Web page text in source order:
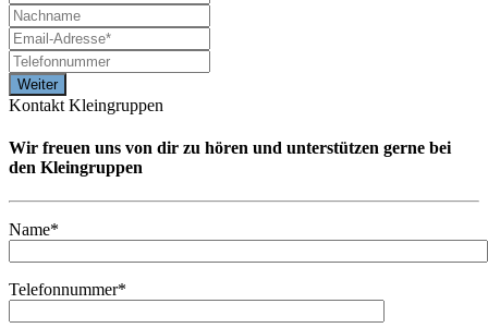
Kontakt Kleingruppen
Wir freuen uns von dir zu hören und unterstützen gerne bei
den Kleingruppen
Name*
Telefonnummer*